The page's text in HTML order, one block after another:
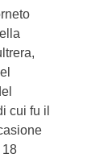
cui fu il
18